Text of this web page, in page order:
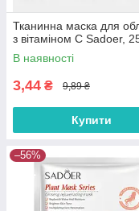
Тканинна маска для
з вітаміном С Sadoer,
В наявності
3,44 ₴ 9,89 ₴
Купити
–56%